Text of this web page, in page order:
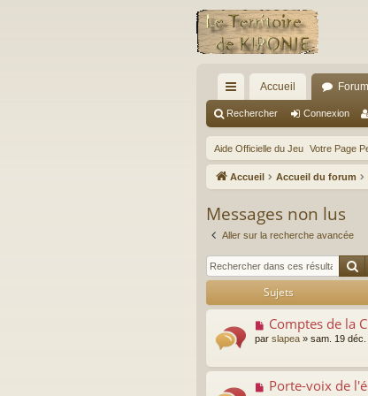
ac
co
ur
ci
s
Accueil
Rechercher Connexion
Aide Officielle du Jeu Votre Page
Accueil Accueil du forum
Messages non lus
Aller sur la recherche avancée
Sujets
N
o
e
Comptes de la
par slapea » sam. 19
NPorte-voix de